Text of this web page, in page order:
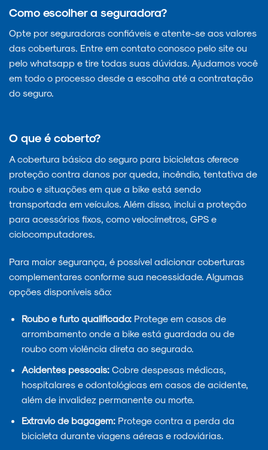
Como escolher a seguradora?
Opte por seguradoras confiáveis e atente-se aos valores
das coberturas. Entre em contato conosco pelo site ou
pelo whatsapp e tire todas suas dúvidas. Ajudamos você
em todo o processo desde a escolha até a contratação
do seguro.
O que é coberto?
A cobertura básica do seguro para bicicletas oferece
proteção contra danos por queda, incêndio, tentativa de
roubo e situações em que a bike está sendo
transportada em veículos. Além disso, inclui a proteção
para acessórios fixos, como velocímetros, GPS e
ciclocomputadores.
Para maior segurança, é possível adicionar coberturas
complementares conforme sua necessidade. Algumas
opções disponíveis são:
Roubo e furto qualificado:Protege em casos de
arrombamento onde a bike está guardada ou de
roubo com violência direta ao segurado.
Acidentes pessoais:Cobre despesas médicas,
hospitalares e odontológicas em casos de acidente,
além de invalidez permanente ou morte.
Extravio de bagagem:Protege contra a perda da
bicicleta durante viagens aéreas e rodoviárias.